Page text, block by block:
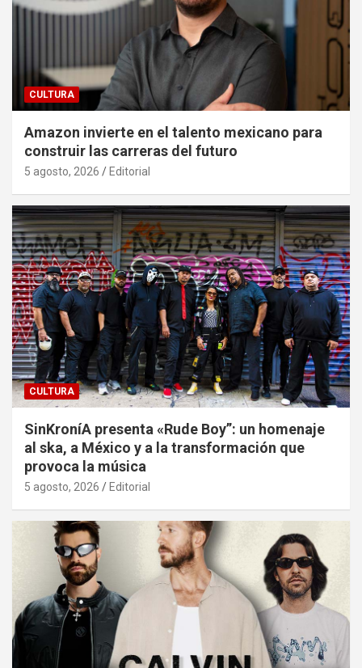
CULTURA
Amazon invierte en el talento mexicano para
construir las carreras del futuro
5 agosto, 2026 Editorial
CULTURA
SinKroníA presenta «Rude Boy”: un homenaje
al ska, a México y a la transformación que
provoca la música
5 agosto, 2026 Editorial